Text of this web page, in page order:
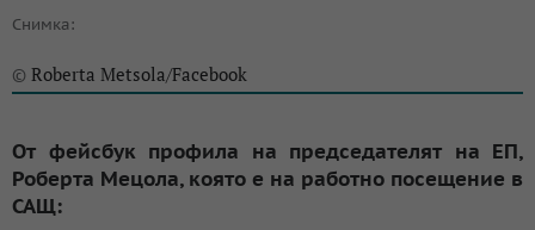
Снимка:
© Roberta Metsola/Facebook
От фейсбук профила на председателят на ЕП,
Роберта Мецола, която е на работно посещение в
САЩ: